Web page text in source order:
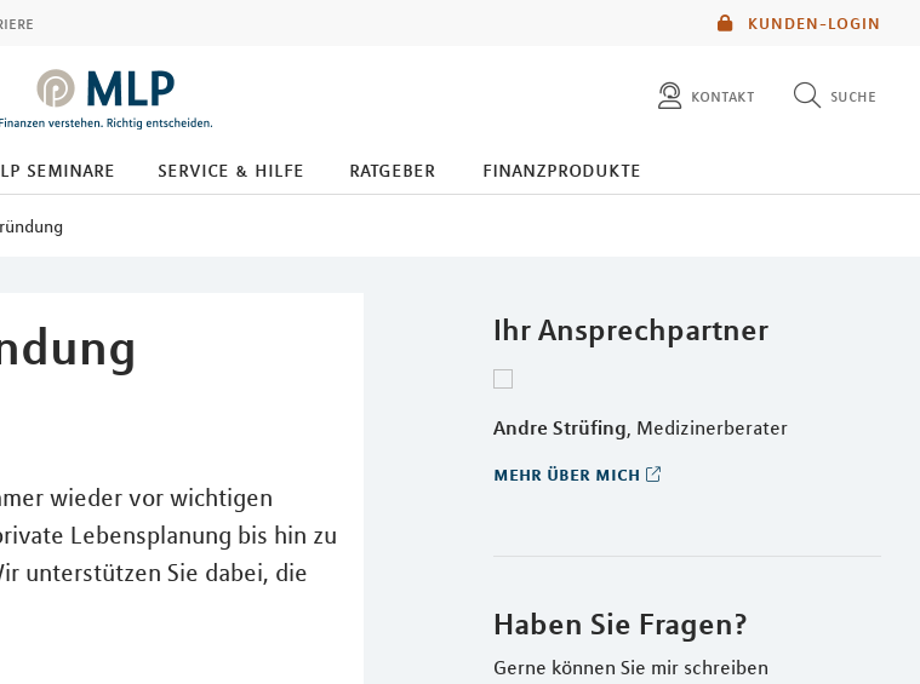
KUNDEN-LOGIN
kontakt suche
diese website durchsuchen
seminare service & hilfe ratgeber finanzprodukte
Ihr Ansprechpartner
Andre Strüfing, Medizinerberater
mehr über mich
Haben Sie Fragen?
Gerne können Sie mir schreiben
wieder vor wichtigen
Lebensplanung bis hin zu
unterstützen Sie dabei, die